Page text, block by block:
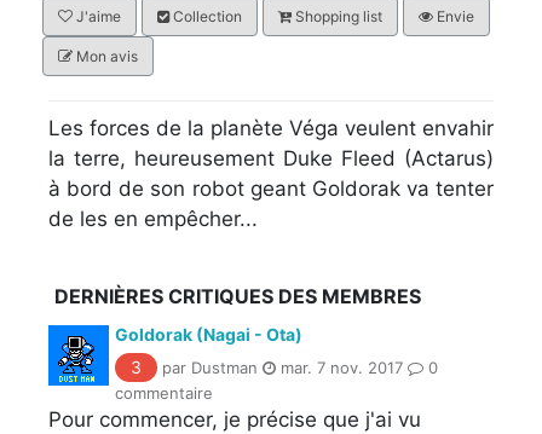
J'aime Collection Shopping list Envie
Mon avis
Les forces de la planète Véga veulent envahir
la terre, heureusement Duke Fleed (Actarus)
à bord de son robot geant Goldorak va tenter
de les en empêcher...
DERNIÈRES CRITIQUES DES MEMBRES
Goldorak (Nagai - Ota)
3
par Dustman mar. 7 nov. 2017
0
commentaire
Pour commencer, je précise que j'ai vu